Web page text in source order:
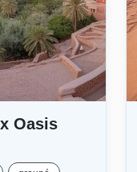
Oasis